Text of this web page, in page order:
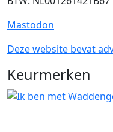
Mastodon
Deze website bevat
Keurmerken